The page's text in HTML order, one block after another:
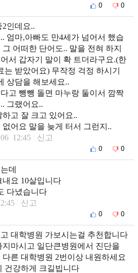
0 0
인데요..
엄마,아빠도 만4세가 넘어서 했습
어떠한 단어도.. 말을 전혀 하지
서 갑자기 말이 확 트더라구요.(한
는 받았어요) 무작정 걱정 하시기
상담을 해보세요..
고 뺑뺑 돌면 마누랑 둘이서 깜짝
그랬어요..
고 잘 크고 있어요..
어요 말을 늦게 터서 그런지..
12:45 신고
0 0
데
요 10살입니다
다녔습니다
신고
0 0
대학병원 가보시는걸 추천합니다
지마시고 일단큰병원에서 진단을
른 대학병원 2번이상 내원하세요
건강하게 크길빕니다